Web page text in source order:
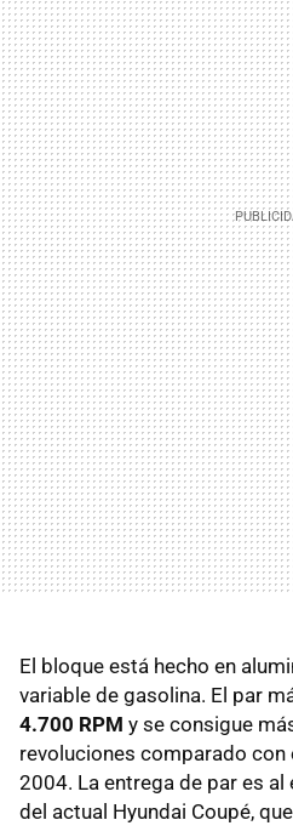
El bloque está hecho en
variable de gasolina. El par
4.700 RPM y se consigue
revoluciones comparado con
2004. La entrega de par es
del actual Hyundai Coupé,